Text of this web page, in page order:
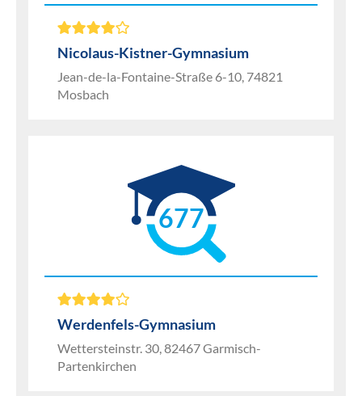
Nicolaus-Kistner-Gymnasium
Jean-de-la-Fontaine-Straße 6-10, 74821
Mosbach
677
Werdenfels-Gymnasium
Wettersteinstr. 30, 82467 Garmisch-
Partenkirchen